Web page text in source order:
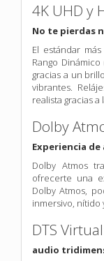
4K UHD y
No te pierdas
El estándar
Rango
gracias a un
vibrantes.
realista gracias
Dolby
Experiencia
Dolby Atmos
ofrecerte una
Dolby Atmos,
inmersivo, nítido
DTS
audio